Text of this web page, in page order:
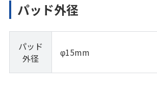
パッド外径
パッド
外径
φ15mm